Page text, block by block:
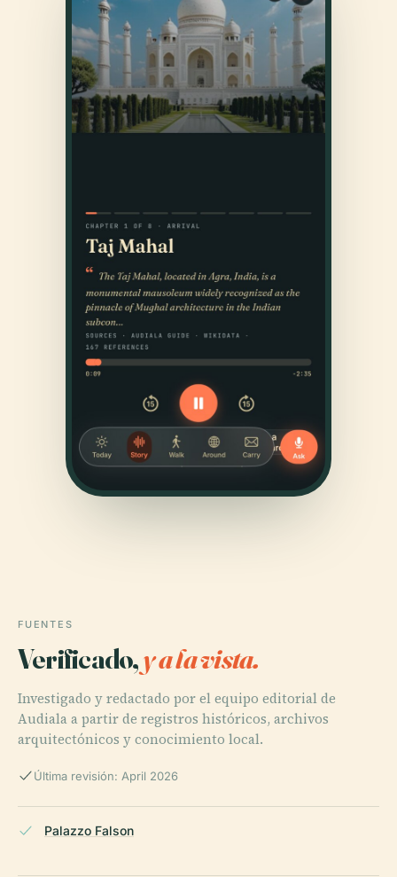
FUENTES
Verificado,y a la vista.
Investigado y redactado por el equipo editorial de
Audiala a partir de registros históricos, archivos
arquitectónicos y conocimiento local.
Última revisión: April 2026
Palazzo Falson